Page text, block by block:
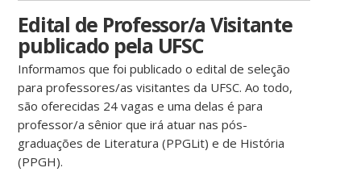
Edital de Professor/a Visitante
publicado pela UFSC
Informamos que foi publicado o edital de seleção
para professores/as visitantes da UFSC. Ao todo,
são oferecidas 24 vagas e uma delas é para
professor/a sênior que irá atuar nas pós-
graduações de Literatura (PPGLit) e de História
(PPGH).